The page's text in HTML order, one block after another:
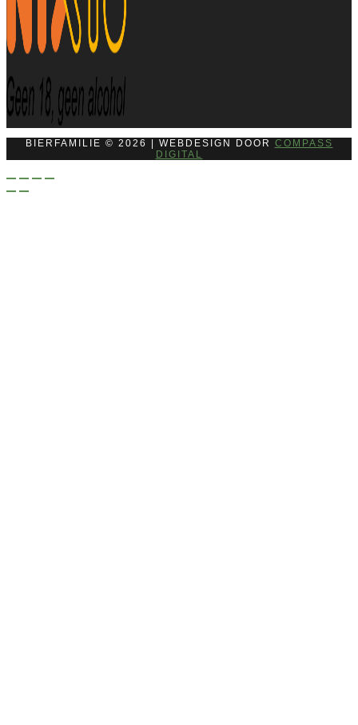
BIERFAMILIE © 2026 | WEBDESIGN DOOR COMPASS
DIGITAL